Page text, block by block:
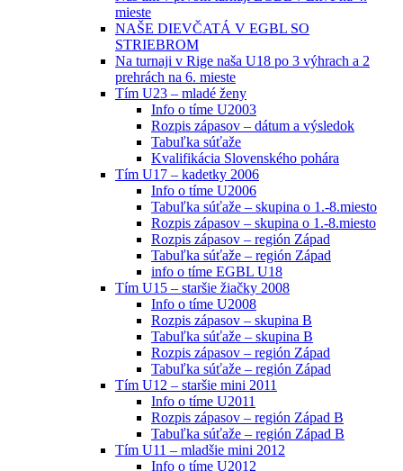
mieste
NAŠE DIEVČATÁ V EGBL SO
STRIEBROM
Na turnaji v Rige naša U18 po 3 výhrach a 2
prehrách na 6. mieste
Tím U23 – mladé ženy
Info o tíme U2003
Rozpis zápasov – dátum a výsledok
Tabuľka súťaže
Kvalifikácia Slovenského pohára
Tím U17 – kadetky 2006
Info o tíme U2006
Tabuľka súťaže – skupina o 1.-8.miesto
Rozpis zápasov – skupina o 1.-8.miesto
Rozpis zápasov – región Západ
Tabuľka súťaže – región Západ
info o tíme EGBL U18
Tím U15 – staršie žiačky 2008
Info o tíme U2008
Rozpis zápasov – skupina B
Tabuľka súťaže – skupina B
Rozpis zápasov – región Západ
Tabuľka súťaže – región Západ
Tím U12 – staršie mini 2011
Info o tíme U2011
Rozpis zápasov – región Západ B
Tabuľka súťaže – región Západ B
Tím U11 – mladšie mini 2012
Info o tíme U2012